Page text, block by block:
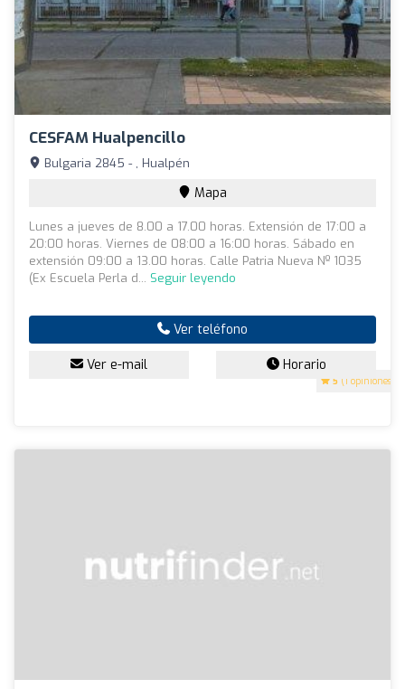
CESFAM Hualpencillo
5 (1 opiniones)
Bulgaria 2845 - , Hualpén
Mapa
Lunes a jueves de 8.00 a 17.00 horas. Extensión de 17:00 a
20:00 horas. Viernes de 08:00 a 16:00 horas. Sábado en
extensión 09:00 a 13.00 horas. Calle Patria Nueva Nº 1035
(Ex Escuela Perla d... Seguir leyendo
Ver teléfono
Ver e-mail Horario